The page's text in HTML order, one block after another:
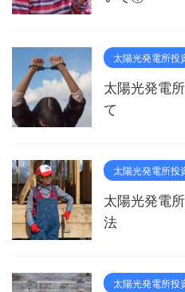
太陽光発電所投
太陽光発電
て
太陽光発電所投
太陽光発電
法
太陽光発電所投